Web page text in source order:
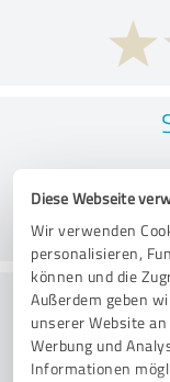
Diese Webseite
Wir verwenden
personalisieren,
können und die
Außerdem geben
unserer Website
Werbung und
Informationen